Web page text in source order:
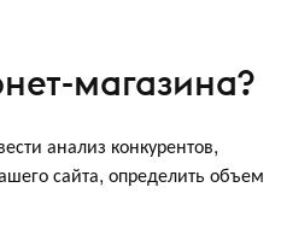
магазина?
анализ конкурентов,
сайта, определить объем